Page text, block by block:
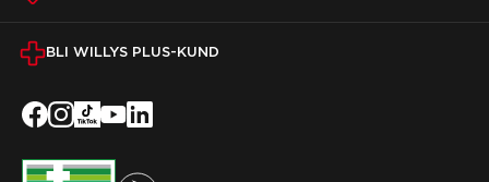
BLI WILLYS PLUS-KUND